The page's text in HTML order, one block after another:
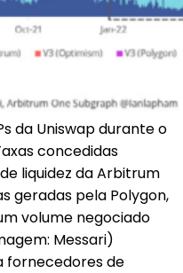
da Uniswap durante o
concedidas
liquidez da Arbitrum
geradas pela Polygon,
volume negociado
Messari)
fornecedores de